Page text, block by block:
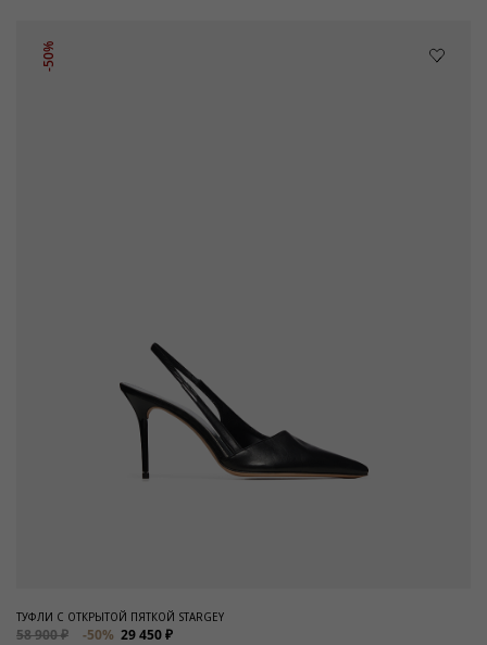
-50%
ТУФЛИ С ОТКРЫТОЙ ПЯТКОЙ STARGEY
58 900 ₽ -50% 29 450 ₽